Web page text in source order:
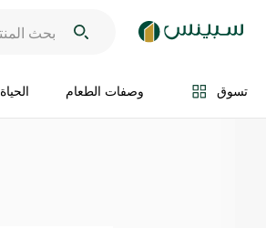
تسوق وصفات الطعام
اضف الى السلة